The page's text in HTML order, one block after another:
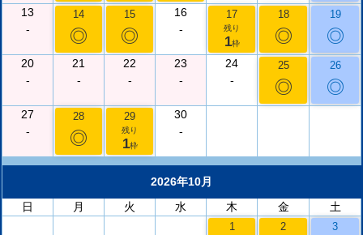
13
-
14
◎
15
◎
16
-
17
残り
1枠
18
◎
19
◎
20
-
21
-
22
-
23
-
24
-
25
◎
26
◎
27
-
28
◎
29
残り
1枠
30
-
2026年10月
日
月 火 水 木 金 土
1 2 3